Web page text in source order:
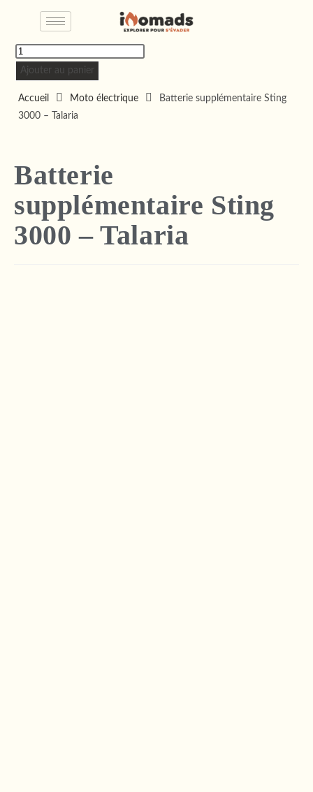
Ajouter au panier
Accueil Moto électrique
Batterie supplémentaire Sting
3000 – Talaria
Batterie
supplémentaire Sting
3000 – Talaria